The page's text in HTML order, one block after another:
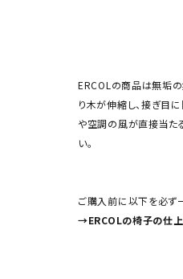
ERCOLの商品は無垢
り木が伸縮し、接ぎ目
や空調の風が直接当た
い。
ご購入前に以下を必ず
→ERCOLの椅子の仕上